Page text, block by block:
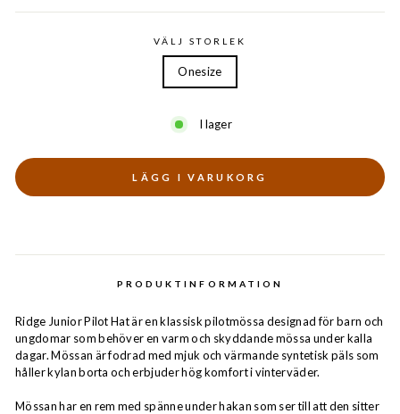
VÄLJ STORLEK
Onesize
I lager
LÄGG I VARUKORG
PRODUKTINFORMATION
Ridge Junior Pilot Hat är en klassisk pilotmössa designad för barn och
ungdomar som behöver en varm och skyddande mössa under kalla
dagar. Mössan är fodrad med mjuk och värmande syntetisk päls som
håller kylan borta och erbjuder hög komfort i vinterväder.
Mössan har en rem med spänne under hakan som ser till att den sitter